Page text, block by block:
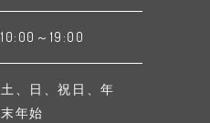
10:00～19:00
土、日、祝日、年
末年始